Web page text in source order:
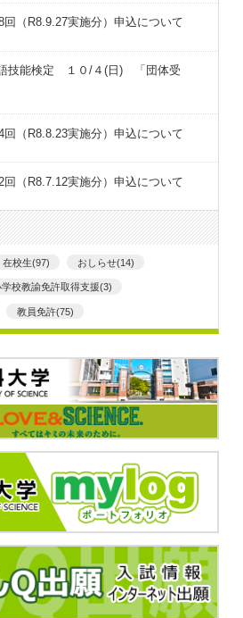
（R8.9.27実施分）申込について
技能検定 １０/４(日) 「団体受
（R8.8.23実施分）申込について
（R8.7.12実施分）申込について
在校生(97) おしらせ(14)
学校教諭免許取得支援(3)
教員免許(75)